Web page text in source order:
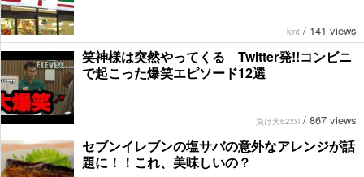
kint / 141 views
笑神様は突然やってくる Twitter発!!コンビニ
で起こった爆笑エピソード12選
負け犬62xxi / 867 views
セブンイレブンの塩サバの意外なアレンジが話
題に！！これ、美味しいの？